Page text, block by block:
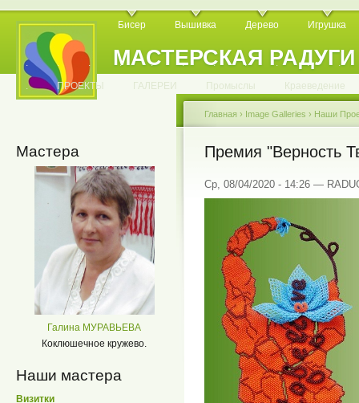
МАСТЕРСКАЯ РАДУГИ
Бисер Вышивка Дерево Игрушка
. . . . . . . . . . .
. ПРОЕКТЫ ГАЛЕРЕИ Промыслы Краеведение
Мастера
Галина МУРАВЬЕВА
Коклюшечное кружево.
Наши мастера
Визитки
Главная › Image Galleries › Наши
Премия "Верность
Ср, 08/04/2020 - 14:26 —